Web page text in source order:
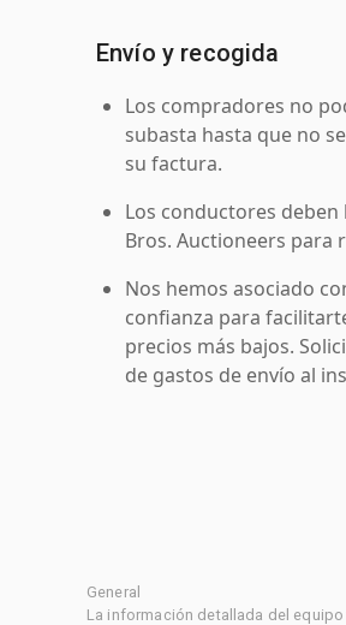
Envío y recogida
Los compradores no
subasta hasta que no
su factura.
Los conductores
Bros. Auctioneers para
Nos hemos asociado
confianza para
precios más bajos.
de gastos de envío al
General
La información detallada del